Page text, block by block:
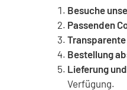
Besuche
Passenden
Bestellung
Lieferung
Verfügung.